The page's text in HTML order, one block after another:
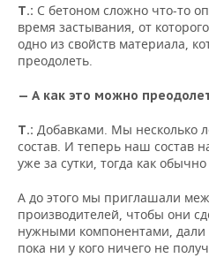
Т.: С бетоном сложно что-то
время застывания, от
одно из свойств материала,
преодолеть.
— А как это можно
Т.: Добавками. Мы несколько
состав. И теперь наш состав
уже за сутки, тогда как
А до этого мы приглашали
производителей, чтобы они
нужными компонентами, дали
пока ни у кого ничего не